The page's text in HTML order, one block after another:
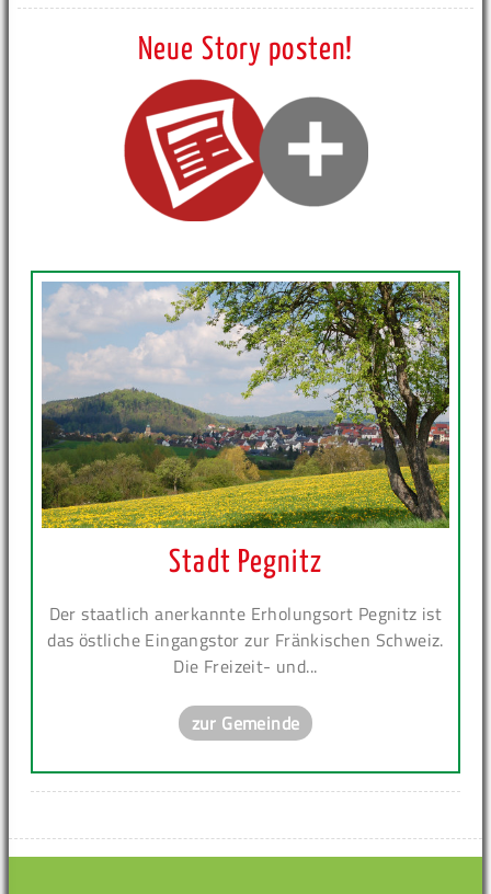
Neue Story posten!
Stadt Pegnitz
Der staatlich anerkannte Erholungsort Pegnitz ist
das östliche Eingangstor zur Fränkischen Schweiz.
Die Freizeit- und...
zur Gemeinde